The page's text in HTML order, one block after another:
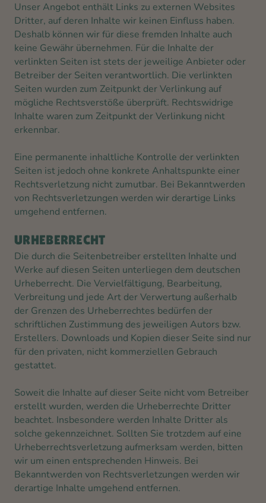
Unser Angebot enthält Links zu externen Websites
Dritter, auf deren Inhalte wir keinen Einfluss haben.
Deshalb können wir für diese fremden Inhalte auch
keine Gewähr übernehmen. Für die Inhalte der
verlinkten Seiten ist stets der jeweilige Anbieter oder
Betreiber der Seiten verantwortlich. Die verlinkten
Seiten wurden zum Zeitpunkt der Verlinkung auf
mögliche Rechtsverstöße überprüft. Rechtswidrige
Inhalte waren zum Zeitpunkt der Verlinkung nicht
erkennbar.
Eine permanente inhaltliche Kontrolle der verlinkten
Seiten ist jedoch ohne konkrete Anhaltspunkte einer
Rechtsverletzung nicht zumutbar. Bei Bekanntwerden
von Rechtsverletzungen werden wir derartige Links
umgehend entfernen.
URHEBERRECHT
Die durch die Seitenbetreiber erstellten Inhalte und
Werke auf diesen Seiten unterliegen dem deutschen
Urheberrecht. Die Vervielfältigung, Bearbeitung,
Verbreitung und jede Art der Verwertung außerhalb
der Grenzen des Urheberrechtes bedürfen der
schriftlichen Zustimmung des jeweiligen Autors bzw.
Erstellers. Downloads und Kopien dieser Seite sind nur
für den privaten, nicht kommerziellen Gebrauch
gestattet.
Soweit die Inhalte auf dieser Seite nicht vom Betreiber
erstellt wurden, werden die Urheberrechte Dritter
beachtet. Insbesondere werden Inhalte Dritter als
solche gekennzeichnet. Sollten Sie trotzdem auf eine
Urheberrechtsverletzung aufmerksam werden, bitten
wir um einen entsprechenden Hinweis. Bei
Bekanntwerden von Rechtsverletzungen werden wir
derartige Inhalte umgehend entfernen.